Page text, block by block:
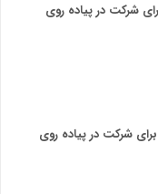
شرکت در پیاده روی
شرکت در پیاده روی